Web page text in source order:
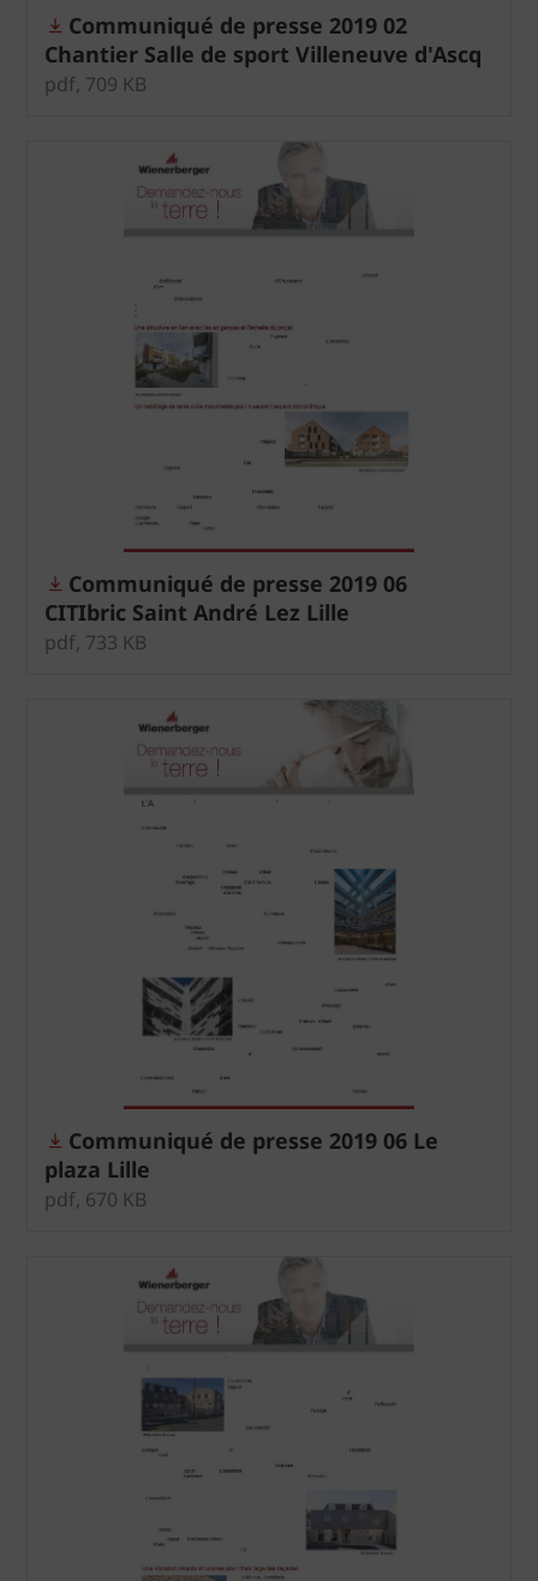
Communiqué de presse 2019 02
Chantier Salle de sport Villeneuve d'Ascq
pdf, 709 KB
Communiqué de presse 2019 06
CITIbric Saint André Lez Lille
pdf, 733 KB
Communiqué de presse 2019 06 Le
plaza Lille
pdf, 670 KB